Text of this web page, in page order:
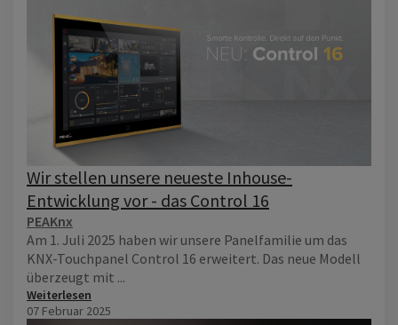
Wir stellen unsere neueste Inhouse-
Entwicklung vor - das Control 16
PEAKnx
Am 1. Juli 2025 haben wir unsere Panelfamilie um das
KNX-Touchpanel Control 16 erweitert. Das neue Modell
überzeugt mit ...
Weiterlesen
07 Februar 2025